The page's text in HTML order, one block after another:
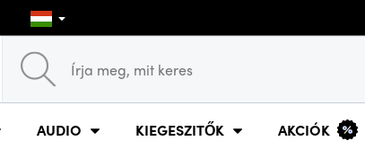
AUDIO KIEGESZITŐK AKCIÓK